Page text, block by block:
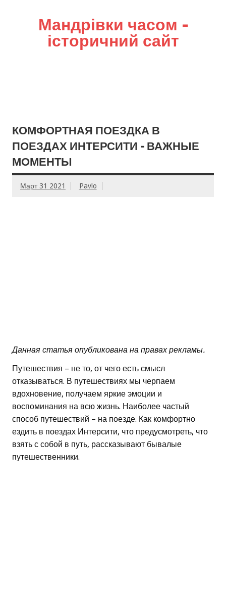
Мандрівки часом –
історичний сайт
КОМФОРТНАЯ ПОЕЗДКА В
ПОЕЗДАХ ИНТЕРСИТИ – ВАЖНЫЕ
МОМЕНТЫ
Март 31 2021 Pavlo
Данная статья опубликована на правах рекламы.
Путешествия – не то, от чего есть смысл
отказываться. В путешествиях мы черпаем
вдохновение, получаем яркие эмоции и
воспоминания на всю жизнь. Наиболее частый
способ путешествий – на поезде. Как комфортно
ездить в поездах Интерсити, что предусмотреть, что
взять с собой в путь, рассказывают бывалые
путешественники.